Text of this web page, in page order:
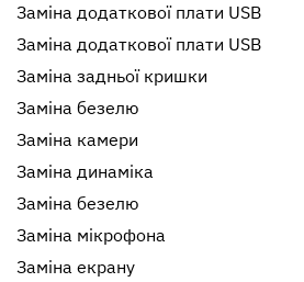
Заміна додаткової плати USB
Заміна додаткової плати USB
Заміна задньої кришки
Заміна безелю
Заміна камери
Заміна динаміка
Заміна безелю
Заміна мікрофона
Заміна екрану